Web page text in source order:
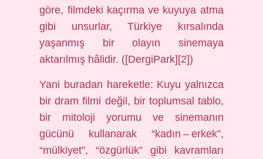
göre, filmdeki kaçırma ve kuyuya atma
gibi unsurlar, Türkiye kırsalında
yaşanmış bir olayın sinemaya
aktarılmış hâlidir. ([DergiPark][2])
Yani buradan hareketle: Kuyu yalnızca
bir dram filmi değil, bir toplumsal tablo,
bir mitoloji yorumu ve sinemanın
gücünü kullanarak “kadın – erkek”,
“mülkiyet”, “özgürlük” gibi kavramları